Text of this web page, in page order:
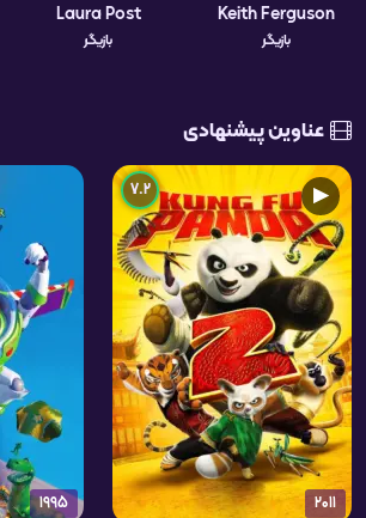
Keith Ferguson
بازیگر
Laura Post
بازیگر
عناوین پیشنهادی
2011
▶
7.2
1995